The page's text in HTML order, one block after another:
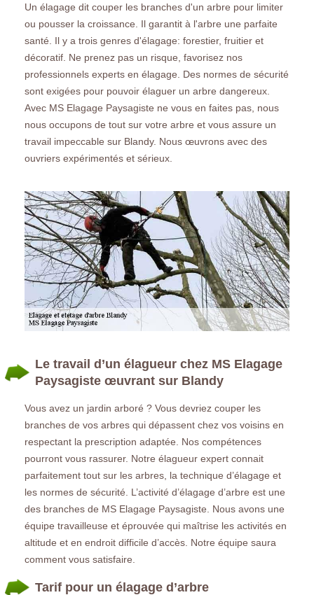
Un élagage dit couper les branches d'un arbre pour limiter
ou pousser la croissance. Il garantit à l'arbre une parfaite
santé. Il y a trois genres d'élagage: forestier, fruitier et
décoratif. Ne prenez pas un risque, favorisez nos
professionnels experts en élagage. Des normes de sécurité
sont exigées pour pouvoir élaguer un arbre dangereux.
Avec MS Elagage Paysagiste ne vous en faites pas, nous
nous occupons de tout sur votre arbre et vous assure un
travail impeccable sur Blandy. Nous œuvrons avec des
ouvriers expérimentés et sérieux.
Le travail d’un élagueur chez MS Elagage
Paysagiste œuvrant sur Blandy
Vous avez un jardin arboré ? Vous devriez couper les
branches de vos arbres qui dépassent chez vos voisins en
respectant la prescription adaptée. Nos compétences
pourront vous rassurer. Notre élagueur expert connait
parfaitement tout sur les arbres, la technique d’élagage et
les normes de sécurité. L’activité d’élagage d’arbre est une
des branches de MS Elagage Paysagiste. Nous avons une
équipe travailleuse et éprouvée qui maîtrise les activités en
altitude et en endroit difficile d’accès. Notre équipe saura
comment vous satisfaire.
Tarif pour un élagage d’arbre